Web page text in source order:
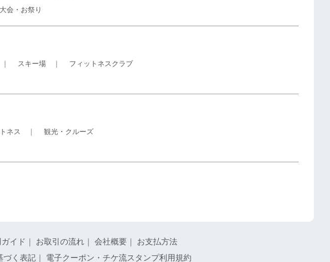
会・お祭り
スキー場 ｜ フィットネスクラブ
ネス ｜ 観光・クルーズ
イド お取引の流れ 会社概要
お支払方法
づく表記 電子クーポン・チケ流スタンプ利用規約